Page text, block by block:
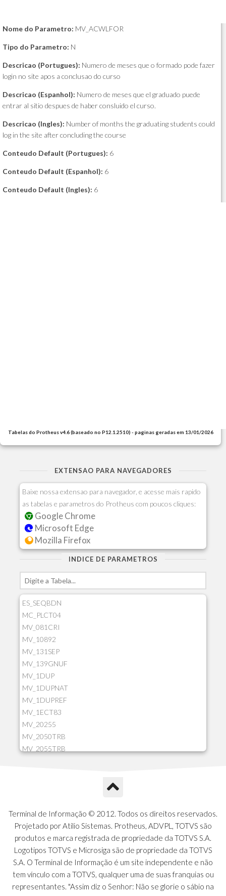
Nome do Parametro: MV_ACWLFOR
Tipo do Parametro: N
Descricao (Portugues): Numero de meses que o formado pode fazer
login no site apos a conclusao do curso
Descricao (Espanhol): Numero de meses que el graduado puede
entrar al sitio despues de haber consluido el curso.
Descricao (Ingles): Number of months the graduating students could
log in the site after concluding the course
Conteudo Default (Portugues): 6
Conteudo Default (Espanhol): 6
Conteudo Default (Ingles): 6
Tabelas do Protheus v4.6 (baseado no P12.1.2510) - paginas geradas em 13/01/2026
EXTENSAO PARA NAVEGADORES
Baixe nossa extensao para navegador, e acesse mais rapido
as tabelas e parametros do Protheus com poucos cliques:
Google Chrome
Microsoft Edge
Mozilla Firefox
INDICE DE PARAMETROS
ES_SEQBDN
MC_PLCT04
MV_081CRI
MV_10892
MV_131SEP
MV_139GNUF
MV_1DUP
MV_1DUPNAT
MV_1DUPREF
MV_1ECT83
MV_20255
MV_2050TRB
MV_2055TRB
MV_2GNOINC
MV_320SLD
MV_325PMDA
MV_330ATCM
MV_340LOCK
MV_3DUPREF
MV_5CLIFOR
Terminal de Informação © 2012. Todos os direitos reservados.
Projetado por Atilio Sistemas. Protheus, ADVPL, TOTVS são
produtos e marca registrada de propriedade da TOTVS S.A.
Logotipos TOTVS e Microsiga são de propriedade da TOTVS
S.A. O Terminal de Informação é um site independente e não
tem vínculo com a TOTVS, qualquer uma de suas franquias ou
representantes. "Assim diz o Senhor: Não se glorie o sábio na